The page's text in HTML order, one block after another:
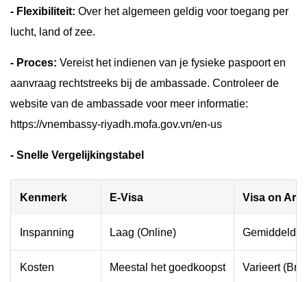
- Flexibiliteit: Over het algemeen geldig voor toegang per
lucht, land of zee.
- Proces: Vereist het indienen van je fysieke paspoort en
aanvraag rechtstreeks bij de ambassade. Controleer de
website van de ambassade voor meer informatie:
https://vnembassy-riyadh.mofa.gov.vn/en-us
- Snelle Vergelijkingstabel
Kenmerk E-Visa Visa on
Inspanning Laag (Online) Gemiddeld
Kosten Meestal het goedkoopst Varieert